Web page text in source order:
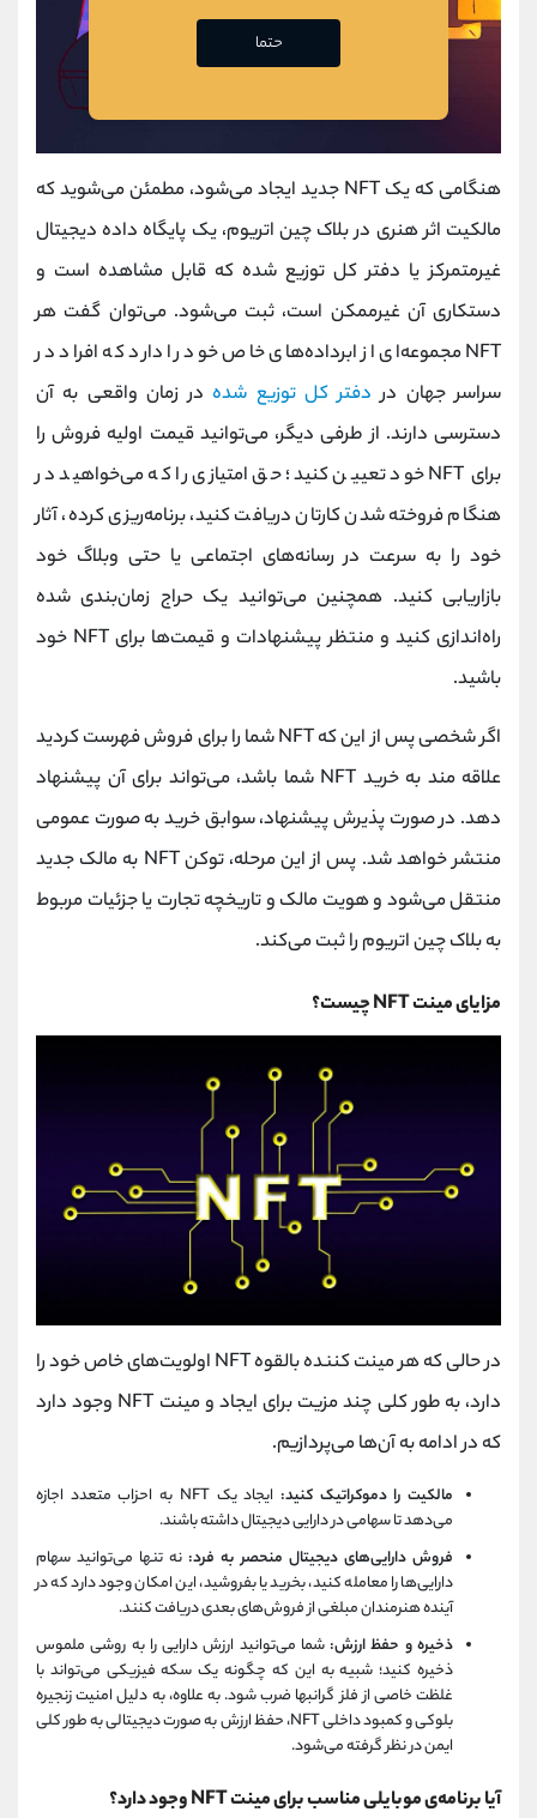
هنگامی که یک NFT جدید ایجاد می‌شود، مطمئن می‌شوید که
مالکیت اثر هنری در بلاک چین اتریوم، یک پایگاه داده دیجیتال
غیرمتمرکز یا دفتر کل توزیع شده که قابل مشاهده است و
دستکاری آن غیرممکن است، ثبت می‌شود. می‌توان گفت هر
NFT مجموعه‌ای از ابرداده‌های خاص خود را دارد که افراد در
سراسر جهان در دفتر کل توزیع‌ شدهدر زمان واقعی به آن
دسترسی دارند. از طرفی دیگر، می‌توانید قیمت اولیه فروش را
برای NFT خود تعیین کنید؛ حق امتیازی را که می‌خواهید در
هنگام فروخته شدن کارتان دریافت کنید، برنامه‌ریزی کرده، آثار
خود را به سرعت در رسانه‌های اجتماعی یا حتی وبلاگ خود
بازاریابی کنید. همچنین می‌توانید یک حراج زمان‌بندی شده
راه‌اندازی کنید و منتظر پیشنهادات و قیمت‌ها برای NFT خود
باشید.
اگر شخصی پس از این که NFT شما را برای فروش فهرست کردید
علاقه مند به خرید NFT شما باشد، می‌تواند برای آن پیشنهاد
دهد. در صورت پذیرش پیشنهاد، سوابق خرید به صورت عمومی
منتشر خواهد شد. پس از این مرحله، توکن NFT به مالک جدید
منتقل می‌شود و هویت مالک و تاریخچه تجارت یا جزئیات مربوط
به بلاک چین اتریوم را ثبت می‌کند.
مزایای مینت NFT چیست؟
در حالی که هر مینت کننده بالقوه NFT اولویت‌های خاص خود را
دارد، به طور کلی چند مزیت برای ایجاد و مینت NFT وجود دارد
که در ادامه به آن‌ها می‌پردازیم.
مالکیت را دموکراتیک کنید:
ایجاد یک NFT به احزاب متعدد اجازه
می‌دهد تا سهامی در دارایی دیجیتال داشته باشند.
فروش دارایی‌های دیجیتال منحصر به فرد: نه تنها می‌توانید سهام
دارایی‌ها را معامله کنید، بخرید یا بفروشید، این امکان وجود دارد که در
آینده هنرمندان مبلغی از فروش‌های بعدی دریافت کنند.
ذخیره و حفظ ارزش: شما می‌توانید ارزش دارایی را به روشی ملموس
ذخیره کنید؛ شبیه به این که چگونه یک سکه فیزیکی می‌تواند با
غلظت خاصی از فلز گرانبها ضرب شود. به علاوه، به دلیل امنیت زنجیره
بلوکی و کمبود داخلی NFT، حفظ ارزش به صورت دیجیتالی به طور کلی
ایمن در نظر گرفته می‌شود.
آیا برنامه‌‌ی موبایلی مناسب برای مینت NFT وجود دارد؟
حتما